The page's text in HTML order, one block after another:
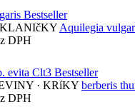
Bestseller
Aquilegia
DPH
Bestseller
· KRíKY berberis
DPH